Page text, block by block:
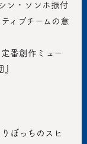
ン・ソンホ振付
ィブチームの意